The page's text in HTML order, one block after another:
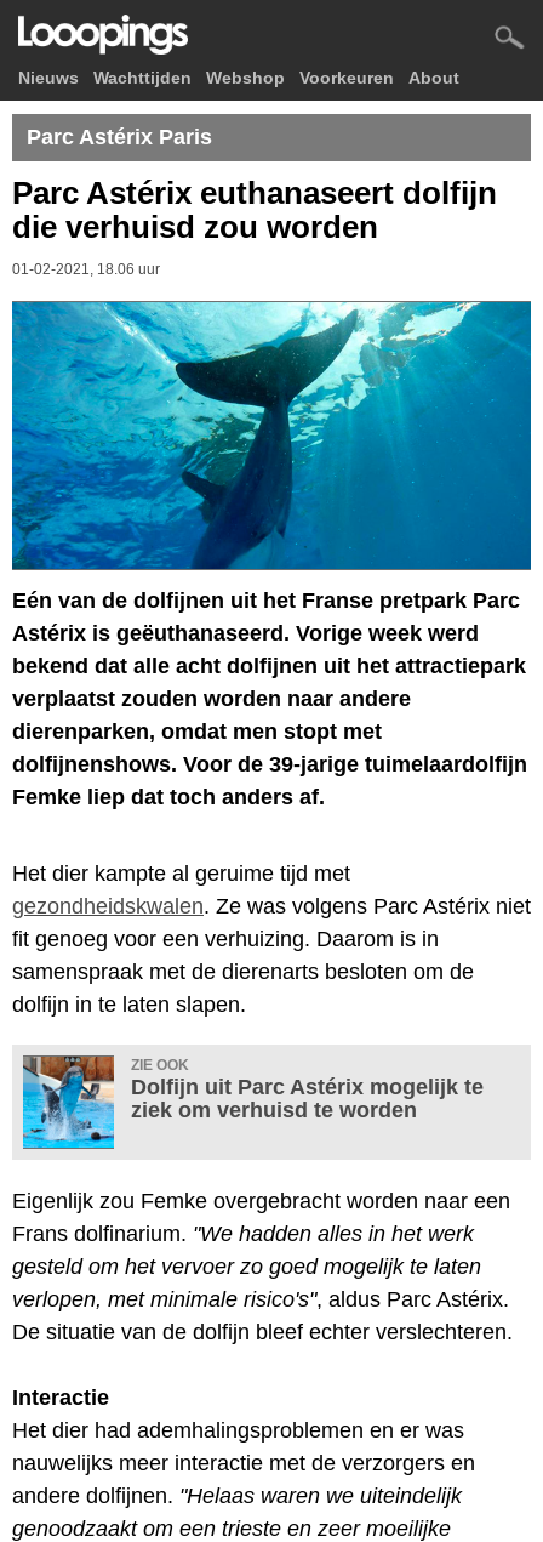
Nieuws Wachttijden Webshop Voorkeuren About
Parc Astérix Paris
Parc Astérix euthanaseert dolfijn
die verhuisd zou worden
01-02-2021, 18.06 uur
Eén van de dolfijnen uit het Franse pretpark Parc
Astérix is geëuthanaseerd. Vorige week werd
bekend dat alle acht dolfijnen uit het attractiepark
verplaatst zouden worden naar andere
dierenparken, omdat men stopt met
dolfijnenshows. Voor de 39-jarige tuimelaardolfijn
Femke liep dat toch anders af.
Het dier kampte al geruime tijd met
gezondheidskwalen. Ze was volgens Parc Astérix niet
fit genoeg voor een verhuizing. Daarom is in
samenspraak met de dierenarts besloten om de
dolfijn in te laten slapen.
ZIE OOK
Dolfijn uit Parc Astérix mogelijk te
ziek om verhuisd te worden
Eigenlijk zou Femke overgebracht worden naar een
Frans dolfinarium. "We hadden alles in het werk
gesteld om het vervoer zo goed mogelijk te laten
verlopen, met minimale risico's", aldus Parc Astérix.
De situatie van de dolfijn bleef echter verslechteren.
Interactie
Het dier had ademhalingsproblemen en er was
nauwelijks meer interactie met de verzorgers en
andere dolfijnen. "Helaas waren we uiteindelijk
genoodzaakt om een trieste en zeer moeilijke